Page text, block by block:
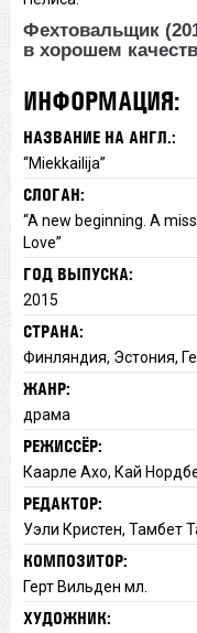
Фехтовальщик
в хорошем
ИНФОРМАЦИЯ:
НАЗВАНИЕ НА АНГЛ.:
“Miekkailija”
СЛОГАН:
“A new beginning. A
Love”
ГОД ВЫПУСКА:
2015
СТРАНА:
Финляндия, Эстония,
ЖАНР:
драма
РЕЖИССЁР:
Каарле Ахо, Кай
РЕДАКТОР:
Уэли Кристен, Тамбет
КОМПОЗИТОР:
Герт Вильден мл.
ХУДОЖНИК: